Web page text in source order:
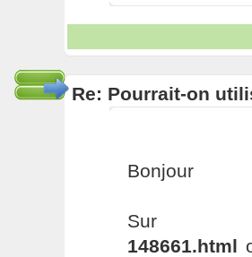
Re: Pourrait-on
Bonjour
Sur
148661.html